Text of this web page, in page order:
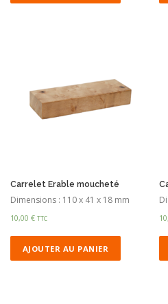
Carrelet Erable moucheté
Dimensions : 110 x 41 x 18 mm
10,00 € TTC
AJOUTER AU PANIER